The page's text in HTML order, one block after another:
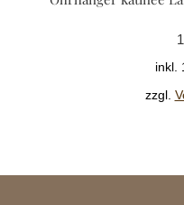
inkl.
zzgl.